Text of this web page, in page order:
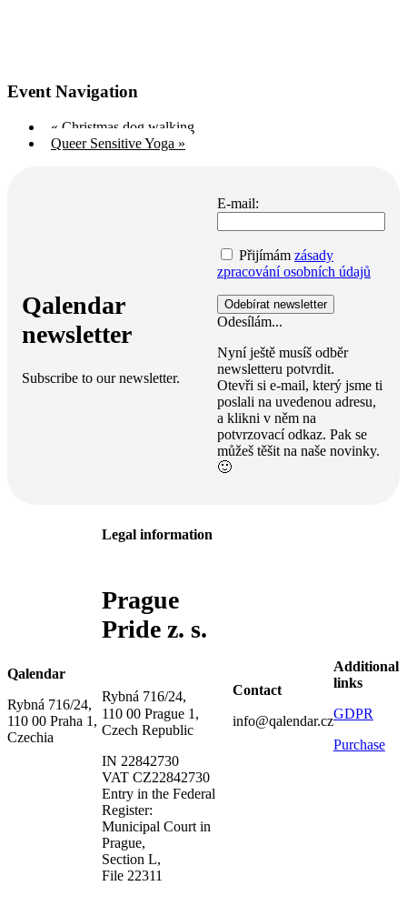
Event Navigation
« Christmas dog walking
Queer Sensitive Yoga »
Qalendar
newsletter
Subscribe to our newsletter.
E-mail:
Přijímám zásady
zpracování osobních údajů
Odesílám...
Nyní ještě musíš odběr
newsletteru potvrdit.
Otevři si e-mail, který jsme ti
poslali na uvedenou adresu,
a klikni v něm na
potvrzovací odkaz. Pak se
můžeš těšit na naše novinky.
🙂
Qalendar
Rybná 716/24,
110 00 Praha 1,
Czechia
Legal information
Prague
Pride z. s.
Rybná 716/24,
110 00 Prague 1,
Czech Republic
IN 22842730
VAT CZ22842730
Entry in the Federal
Register:
Municipal Court in
Prague,
Section L,
File 22311
Contact
info@qalendar.cz
Additional
links
GDPR
Purchase